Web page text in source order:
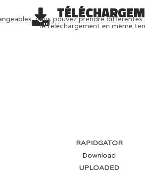
vous pouvez prendre
le téléchargement en même
RAPIDGATOR
Download
UPLOADED